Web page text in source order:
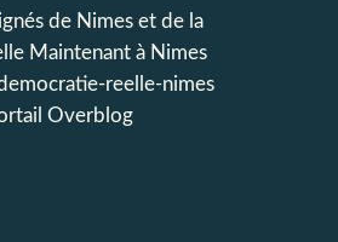
de Nimes et de la
Maintenant à Nimes
reelle-nimes
Overblog